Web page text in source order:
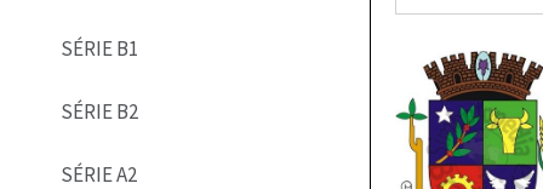
SÉRIE B1
SÉRIE B2
SÉRIE A2